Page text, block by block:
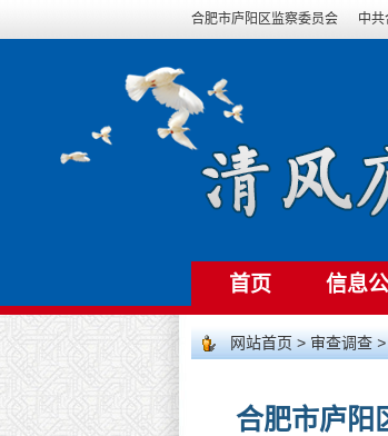
合肥市庐阳区监察委员会 中
首页 信息
网站首页>审查调查 >
合肥市庐阳